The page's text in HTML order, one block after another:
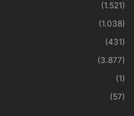
(1.521)
(1.038)
(431)
(3.877)
(1)
(57)